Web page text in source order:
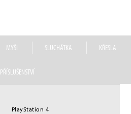
MYŠI SLUCHÁTKA KŘESLA
PŘÍSLUŠENSTVÍ
PlayStation 4